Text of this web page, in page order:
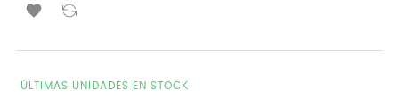

ÚLTIMAS UNIDADES EN STOCK